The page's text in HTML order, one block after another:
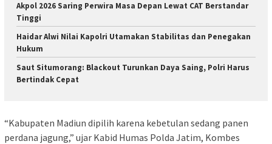
Akpol 2026 Saring Perwira Masa Depan Lewat CAT Berstandar
Tinggi
Haidar Alwi Nilai Kapolri Utamakan Stabilitas dan Penegakan
Hukum
Saut Situmorang: Blackout Turunkan Daya Saing, Polri Harus
Bertindak Cepat
“Kabupaten Madiun dipilih karena kebetulan sedang panen
perdana jagung,” ujar Kabid Humas Polda Jatim, Kombes